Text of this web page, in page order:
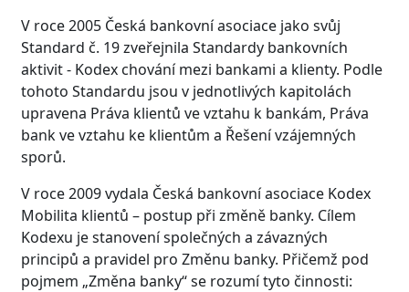
V roce 2005 Česká bankovní asociace jako svůj
Standard č. 19 zveřejnila Standardy bankovních
aktivit - Kodex chování mezi bankami a klienty. Podle
tohoto Standardu jsou v jednotlivých kapitolách
upravena Práva klientů ve vztahu k bankám, Práva
bank ve vztahu ke klientům a Řešení vzájemných
sporů.
V roce 2009 vydala Česká bankovní asociace Kodex
Mobilita klientů – postup při změně banky. Cílem
Kodexu je stanovení společných a závazných
principů a pravidel pro Změnu banky. Přičemž pod
pojmem „Změna banky“ se rozumí tyto činnosti: